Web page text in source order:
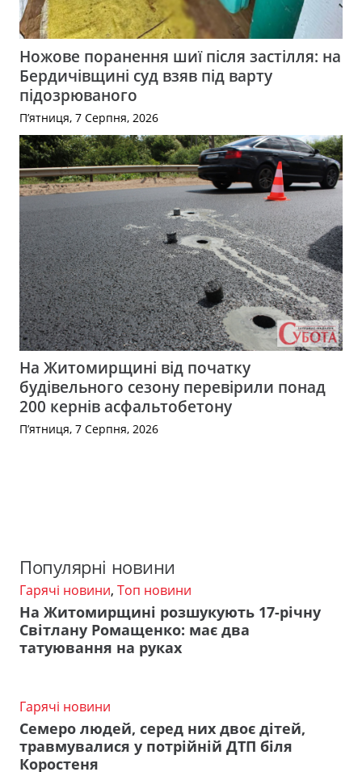
Ножове поранення шиї після застілля: на
Бердичівщині суд взяв під варту
підозрюваного
П’ятниця, 7 Серпня, 2026
На Житомирщині від початку
будівельного сезону перевірили понад
200 кернів асфальтобетону
П’ятниця, 7 Серпня, 2026
Популярні новини
Гарячі новини, Топ новини
На Житомирщині розшукують 17-річну
Світлану Ромащенко: має два
татуювання на руках
Гарячі новини
Семеро людей, серед них двоє дітей,
травмувалися у потрійній ДТП біля
Коростеня